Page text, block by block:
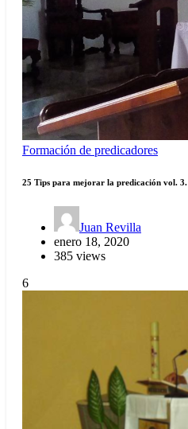
Formación de predicadores
25 Tips para mejorar la predicación vol. 3.
Juan Revilla
enero 18, 2020
385 views
6